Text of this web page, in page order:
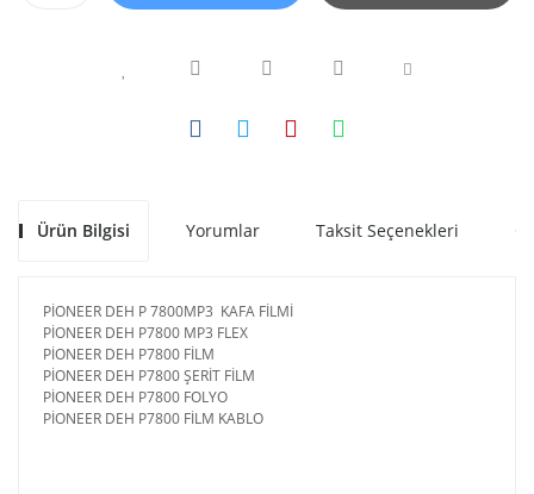
Ürün Bilgisi Yorumlar Taksit Seçenekleri
PİONEER DEH P 7800MP3 KAFA FİLMİ
PİONEER DEH P7800 MP3 FLEX
PİONEER DEH P7800 FİLM
PİONEER DEH P7800 ŞERİT FİLM
PİONEER DEH P7800 FOLYO
PİONEER DEH P7800 FİLM KABLO